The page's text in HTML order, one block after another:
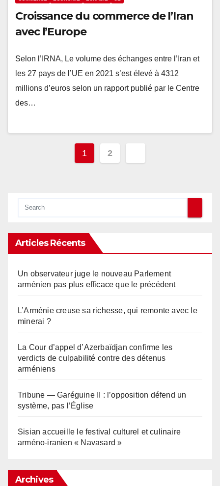
Croissance du commerce de l’Iran
avec l’Europe
Selon l’IRNA, Le volume des échanges entre l’Iran et
les 27 pays de l’UE en 2021 s’est élevé à 4312
millions d’euros selon un rapport publié par le Centre
des…
Pagination
1 2
Articles Récents
Un observateur juge le nouveau Parlement
arménien pas plus efficace que le précédent
L’Arménie creuse sa richesse, qui remonte avec le
minerai ?
La Cour d’appel d’Azerbaïdjan confirme les
verdicts de culpabilité contre des détenus
arméniens
Tribune — Garéguine II : l’opposition défend un
système, pas l’Église
Sisian accueille le festival culturel et culinaire
arméno-iranien « Navasard »
Archives